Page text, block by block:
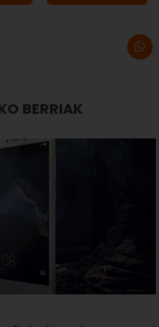
BERRIAK